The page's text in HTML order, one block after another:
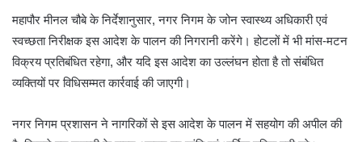
महापौर मीनल चौबे के निर्देशानुसार, नगर निगम के जोन स्वास्थ्य अधिकारी एवं
स्वच्छता निरीक्षक इस आदेश के पालन की निगरानी करेंगे। होटलों में भी मांस-मटन
विक्रय प्रतिबंधित रहेगा, और यदि इस आदेश का उल्लंघन होता है तो संबंधित
व्यक्तियों पर विधिसम्मत कार्रवाई की जाएगी।
नगर निगम प्रशासन ने नागरिकों से इस आदेश के पालन में सहयोग की अपील की